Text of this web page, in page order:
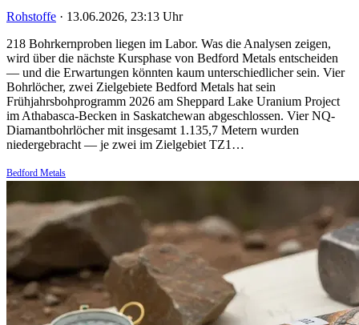
Rohstoffe · 13.06.2026, 23:13 Uhr
218 Bohrkernproben liegen im Labor. Was die Analysen zeigen,
wird über die nächste Kursphase von Bedford Metals entscheiden
— und die Erwartungen könnten kaum unterschiedlicher sein. Vier
Bohrlöcher, zwei Zielgebiete Bedford Metals hat sein
Frühjahrsbohprogramm 2026 am Sheppard Lake Uranium Project
im Athabasca-Becken in Saskatchewan abgeschlossen. Vier NQ-
Diamantbohrlöcher mit insgesamt 1.135,7 Metern wurden
niedergebracht — je zwei im Zielgebiet TZ1…
Bedford Metals